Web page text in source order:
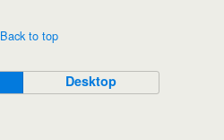
Back to top
Desktop